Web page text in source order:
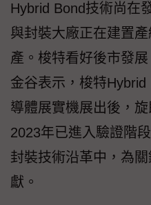
Hybrid Bond技術尚在
與封裝大廠正在建置
產。梭特看好後市發
金谷表示，梭特
導體展實機展出後，
2023年已進入驗證階
封裝技術沿革中，為
獻。